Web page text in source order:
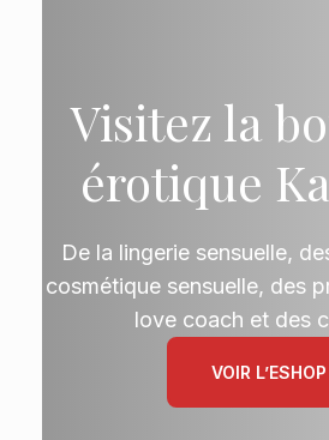
Visitez la
érotique
De la lingerie sensuelle,
cosmétique sensuelle, des
love coach et des
VOIR L’ESHOP